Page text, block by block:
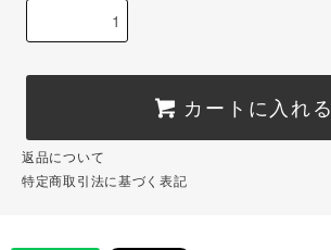
カートに入れる
返品について
特定商取引法に基づく表記